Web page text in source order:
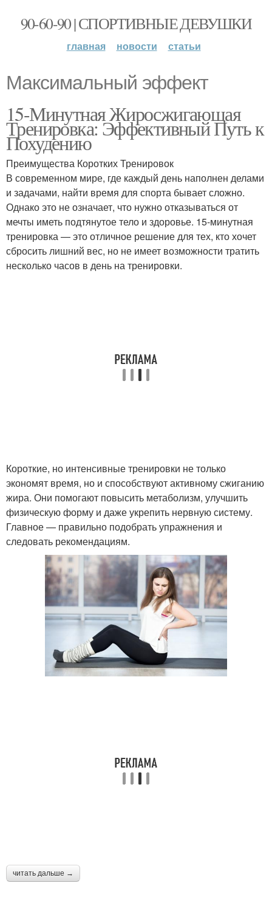
90-60-90 | СПОРТИВНЫЕ ДЕВУШКИ
главная новости статьи
Максимальный эффект
15-Минутная Жиросжигающая
Тренировка: Эффективный Путь к
Похудению
Преимущества Коротких Тренировок
В современном мире, где каждый день наполнен делами
и задачами, найти время для спорта бывает сложно.
Однако это не означает, что нужно отказываться от
мечты иметь подтянутое тело и здоровье. 15-минутная
тренировка — это отличное решение для тех, кто хочет
сбросить лишний вес, но не имеет возможности тратить
несколько часов в день на тренировки.
Короткие, но интенсивные тренировки не только
экономят время, но и способствуют активному сжиганию
жира. Они помогают повысить метаболизм, улучшить
физическую форму и даже укрепить нервную систему.
Главное — правильно подобрать упражнения и
следовать рекомендациям.
читать дальше →